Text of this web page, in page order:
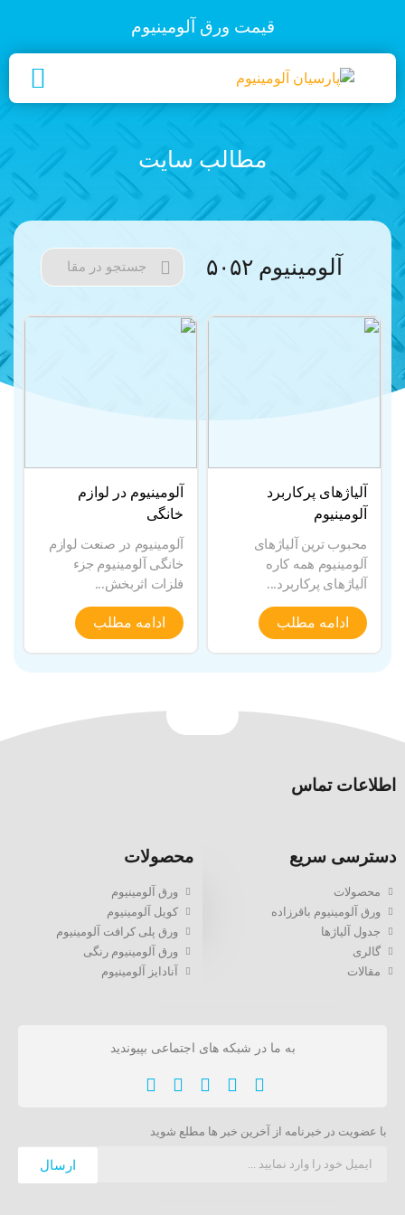
قیمت ورق آلومینیوم
مطالب سایت
آلومینیوم ۵۰۵۲
آلیاژهای پرکاربرد
آلومینیوم
محبوب ترین آلیاژهای
آلومینیوم همه کاره
آلیاژهای پرکاربرد...
ادامه مطلب
آلومینیوم در لوازم
خانگی
آلومینیوم در صنعت لوازم
خانگی آلومینیوم جزء
فلزات اثربخش...
ادامه مطلب
اطلاعات تماس
دسترسی سریع
محصولات
ورق آلومینیوم باقرزاده
جدول آلیاژها
گالری
مقالات
محصولات
ورق آلومینیوم
کویل آلومینیوم
ورق پلی کرافت آلومینیوم
ورق آلومینیوم رنگی
آنادایز آلومینیوم
به ما در شبکه های اجتماعی بپیوندید
با عضویت در خبرنامه از آخرین خبر ها مطلع شوید
ارسال